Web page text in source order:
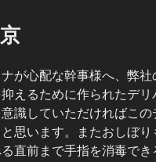
が心配な幹事様へ、弊社
えるために作られたデ
識していただければこ
思います。またおしぼ
直前まで手指を消毒でき